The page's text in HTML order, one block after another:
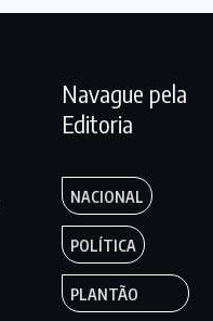
Navague pela
Editoria
NACIONAL
POLÍTICA
PLANTÃO